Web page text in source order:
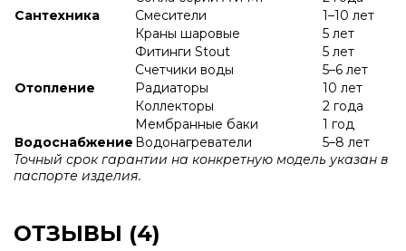
Сантехника
Смесители
1–10 лет
Краны шаровые
5 лет
Фитинги Stout
5 лет
Счетчики воды
5–6 лет
Отопление
Радиаторы
10 лет
Коллекторы
2 года
Мембранные баки
1 год
Водоснабжение Водонагреватели
5–8 лет
Точный срок гарантии на конкретную модель указан в
паспорте изделия.
ОТЗЫВЫ (4)